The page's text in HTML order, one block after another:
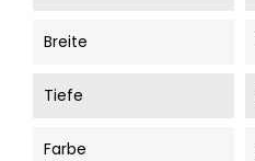
Breite
Tiefe
Farbe